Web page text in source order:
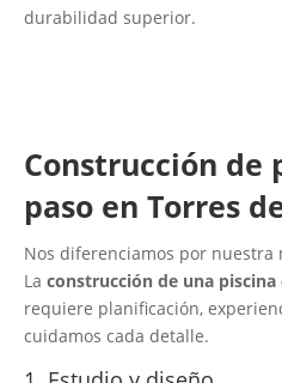
durabilidad superior.
Construcción de
paso en Torres
Nos diferenciamos por nuestra
La construcción de una
requiere planificación,
cuidamos cada detalle.